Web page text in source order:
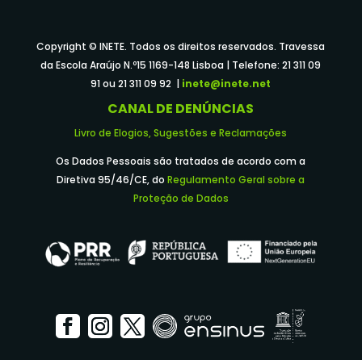
Copyright © INETE. Todos os direitos reservados. Travessa
da Escola Araújo N.º15 1169-148 Lisboa | Telefone: 21 311 09
91 ou 21 311 09 92 | inete@inete.net
CANAL DE DENÚNCIAS
Livro de Elogios, Sugestões e Reclamações
Os Dados Pessoais são tratados de acordo com a
Diretiva 95/46/CE, doRegulamento Geral sobre a
Proteção de Dados